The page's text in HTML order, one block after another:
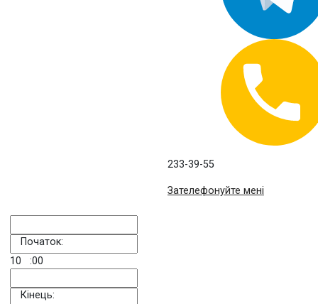
233-39-55
Зателефонуйте мені
Початок:
10
:00
Кінець: